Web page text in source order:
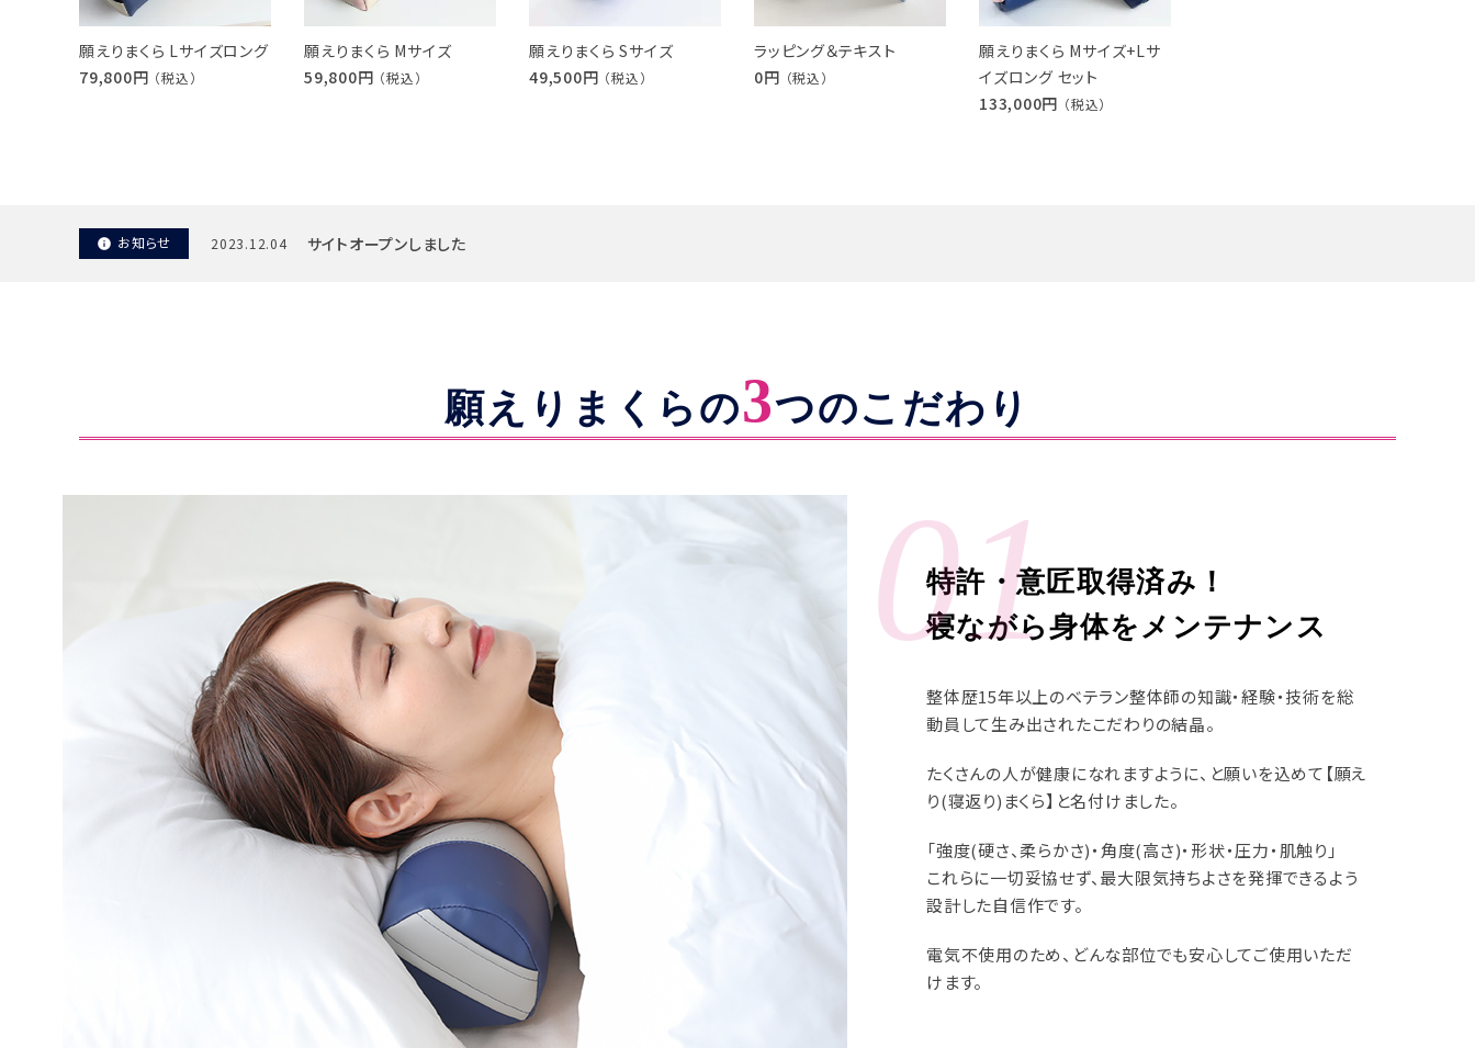
願えりまくら Lサイズロング
79,800円 （税込）
願えりまくら Mサイズ
59,800円 （税込）
願えりまくら Sサイズ
49,500円 （税込）
ラッピング＆テキスト
0円 （税込）
願えりまくら Mサイズ+Lサ
イズロング セット
133,000円 （税込）
info お知らせ 2023.12.04 サイトオープンしました
願えりまくらの3つのこだわり
01
特許・意匠取得済み！
寝ながら身体をメンテナンス
整体歴15年以上のベテラン整体師の知識・経験・技術を総
動員して生み出されたこだわりの結晶。
たくさんの人が健康になれますように、と願いを込めて【願え
り(寝返り)まくら】と名付けました。
「強度(硬さ、柔らかさ)・角度(高さ)・形状・圧力・肌触り」
これらに一切妥協せず、最大限気持ちよさを発揮できるよう
設計した自信作です。
電気不使用のため、どんな部位でも安心してご使用いただ
けます。